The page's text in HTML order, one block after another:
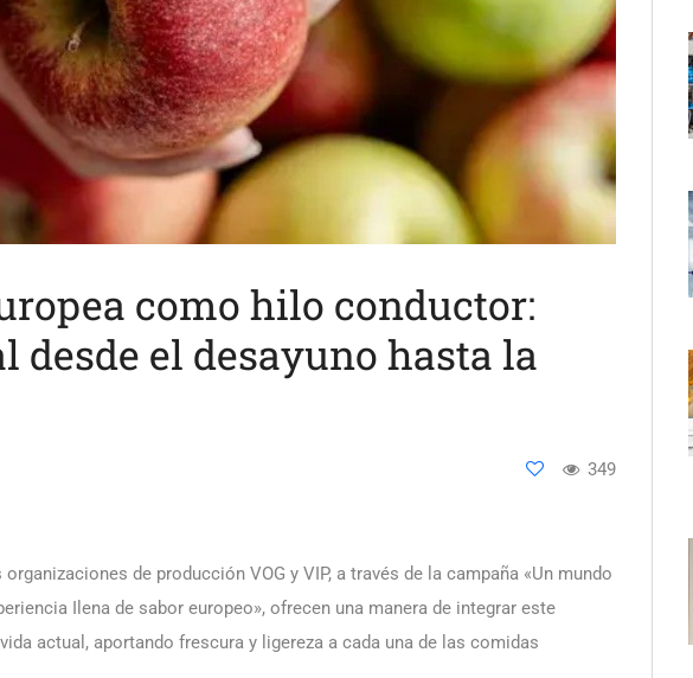
como hilo conductor:
desde el desayuno hasta la
349
de producción VOG y VIP, a través de la campaña «Un mundo
Ilena de sabor europeo», ofrecen una manera de integrar este
actual, aportando frescura y ligereza a cada una de las comidas